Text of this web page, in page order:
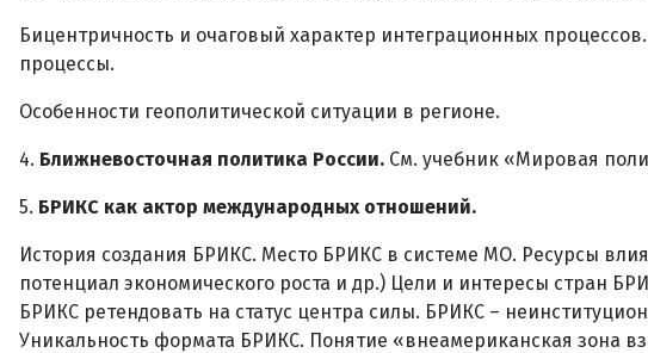
Бицентричность и очаговый характер интеграционных
процессы.
Особенности геополитической ситуации в регионе.
4. Ближневосточная политика России. См. учебник «Мировая
5. БРИКС как актор международных отношений.
История создания БРИКС. Место БРИКС в системе МО. Ресурсы
потенциал экономического роста и др.) Цели и интересы стран
БРИКС ретендовать на статус центра силы. БРИКС –
Уникальность формата БРИКС. Понятие «внеамериканская зона